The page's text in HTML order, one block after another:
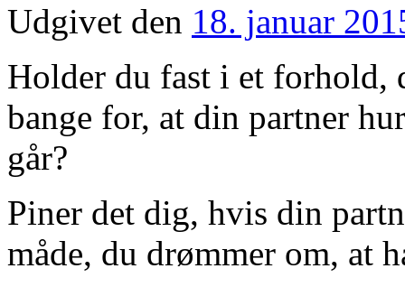
Udgivet den 18. januar
Holder du fast i et forhold,
bange for, at din partner
går?
Piner det dig, hvis din
måde, du drømmer om, at